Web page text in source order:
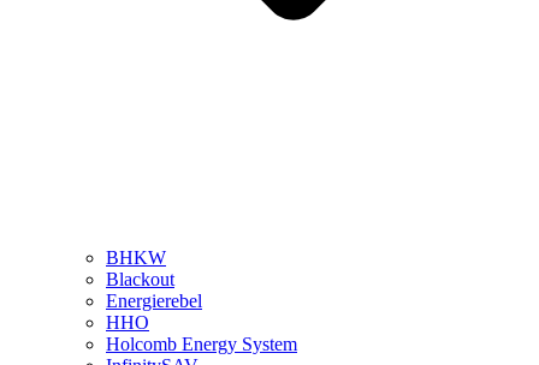
BHKW
Blackout
Energierebel
HHO
Holcomb Energy System